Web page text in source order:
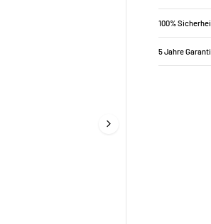
100%
5 Jahre